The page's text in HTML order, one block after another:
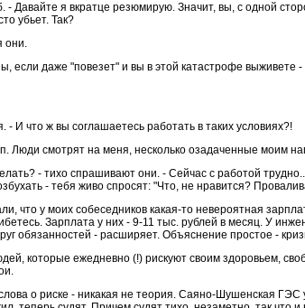
- Давайте я вкратце резюмирую. Значит, вы, с одной
убьет. Так?
они.
если даже "повезет" и вы в этой катастрофе выживете
И что ж вы соглашаетесь работать в таких условиях?!
Люди смотрят на меня, несколько озадаченные моим
- тихо спрашивают они. - Сейчас с работой
- тебя живо спросят: "Что, не нравится?
что у моих собеседников какая-то невероятная
Зарплата у них - 9-11 тыс. рублей в месяц. У
обязанностей - расширяет. Объяснение простое -
которые ежедневно (!) рискуют своим здоровьем,
о риске - никакая не теория. Саяно-Шушенская